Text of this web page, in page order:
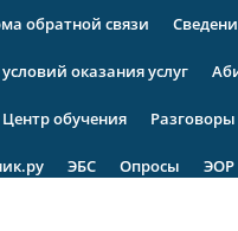
обратной связи
оказания услуг
Центр обучения
ЭБС Опросы ЭОР